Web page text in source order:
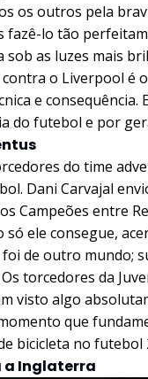
os outros pela
fazê-lo tão
as luzes mais
o Liverpool é
e
do futebol e por
do time
Dani Carvajal
Campeões entre
ele consegue,
de outro mundo;
torcedores da
visto algo
que
bicicleta no futebol
a Inglaterra